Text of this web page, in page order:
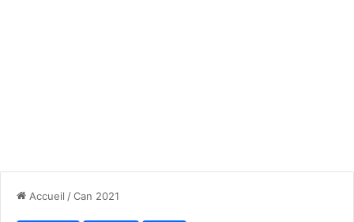
Accueil /Can 2021